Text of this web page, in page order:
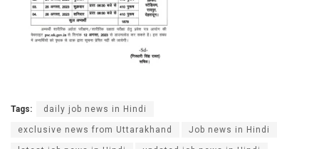
Tags: daily job news in Hindi
exclusive news from Uttarakhand Job news in Hindi